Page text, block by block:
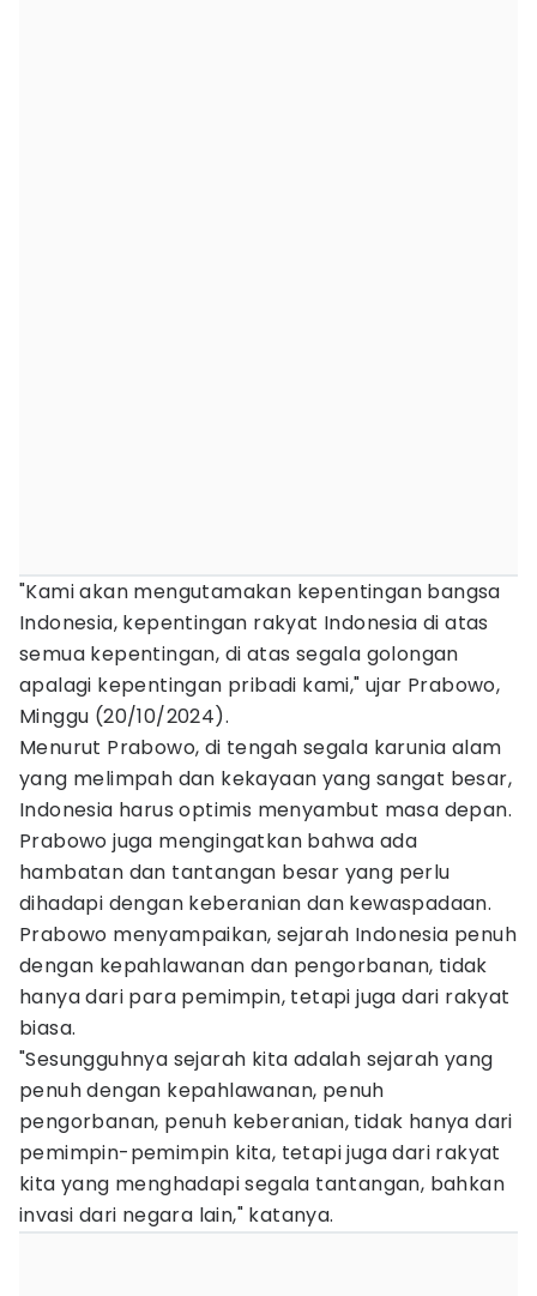
"Kami akan mengutamakan kepentingan bangsa
Indonesia, kepentingan rakyat Indonesia di atas
semua kepentingan, di atas segala golongan
apalagi kepentingan pribadi kami," ujar Prabowo,
Minggu (20/10/2024).
Menurut Prabowo, di tengah segala karunia alam
yang melimpah dan kekayaan yang sangat besar,
Indonesia harus optimis menyambut masa depan.
Prabowo juga mengingatkan bahwa ada
hambatan dan tantangan besar yang perlu
dihadapi dengan keberanian dan kewaspadaan.
Prabowo menyampaikan, sejarah Indonesia penuh
dengan kepahlawanan dan pengorbanan, tidak
hanya dari para pemimpin, tetapi juga dari rakyat
biasa.
"Sesungguhnya sejarah kita adalah sejarah yang
penuh dengan kepahlawanan, penuh
pengorbanan, penuh keberanian, tidak hanya dari
pemimpin-pemimpin kita, tetapi juga dari rakyat
kita yang menghadapi segala tantangan, bahkan
invasi dari negara lain," katanya.